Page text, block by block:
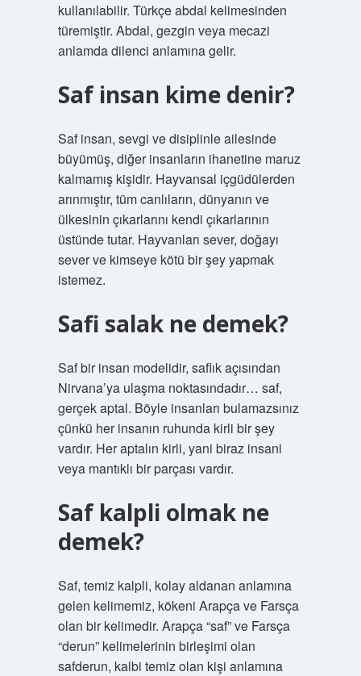
kullanılabilir. Türkçe abdal kelimesinden
türemiştir. Abdal, gezgin veya mecazi
anlamda dilenci anlamına gelir.
Saf insan kime denir?
Saf insan, sevgi ve disiplinle ailesinde
büyümüş, diğer insanların ihanetine maruz
kalmamış kişidir. Hayvansal içgüdülerden
arınmıştır, tüm canlıların, dünyanın ve
ülkesinin çıkarlarını kendi çıkarlarının
üstünde tutar. Hayvanları sever, doğayı
sever ve kimseye kötü bir şey yapmak
istemez.
Safi salak ne demek?
Saf bir insan modelidir, saflık açısından
Nirvana’ya ulaşma noktasındadır… saf,
gerçek aptal. Böyle insanları bulamazsınız
çünkü her insanın ruhunda kirli bir şey
vardır. Her aptalın kirli, yani biraz insani
veya mantıklı bir parçası vardır.
Saf kalpli olmak ne
demek?
Saf, temiz kalpli, kolay aldanan anlamına
gelen kelimemiz, kökeni Arapça ve Farsça
olan bir kelimedir. Arapça “saf” ve Farsça
“derun” kelimelerinin birleşimi olan
safderun, kalbi temiz olan kişi anlamına